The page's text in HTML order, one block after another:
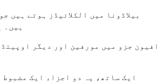
بیلاڈونا میں الکلائیڈز ہوتے
ہیں۔
افیون جزو میں مورفین اور دیگر
ایک ساتھ، یہ دو اجزاء ایک